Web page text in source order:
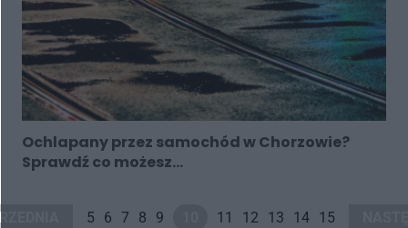
Ochlapany przez samochód w Chorzowie?
Sprawdź co możesz...
5 6 7 8 9 11 12 13 14 15